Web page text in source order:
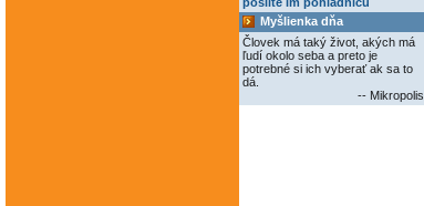
Myšlienka dňa
Človek má taký život, akých má
ľudí okolo seba a preto je
potrebné si ich vyberať ak sa to
dá.
-- Mikropolis